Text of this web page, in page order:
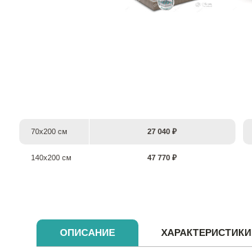
70х200 см 27 040 ₽
140х200 см 47 770 ₽
ОПИСАНИЕ ХАРАКТЕРИСТИКИ